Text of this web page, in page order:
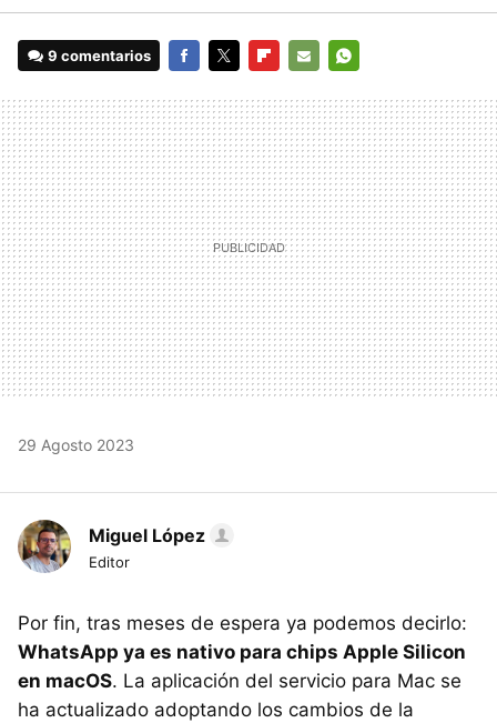
9 comentarios
MAIL
29 Agosto 2023
Miguel López
Editor
Por fin, tras meses de espera ya podemos decirlo:
WhatsApp ya es nativo para chips Apple Silicon
en macOS. La aplicación del servicio para Mac se
ha actualizado adoptando los cambios de la